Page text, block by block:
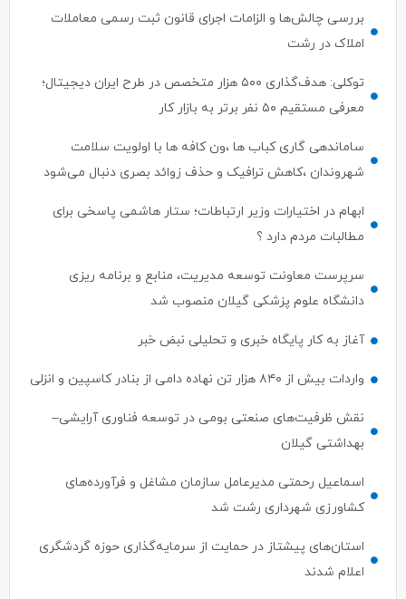
معرفی مستقیم ۵۰ نفر برتر به بازار کار
ساماندهی گاری کباب ها ،ون کافه ها با اولویت سلامت
شهروندان ،کاهش ترافیک و حذف زوائد بصری دنبال می‌شود
ابهام در اختیارات وزیر ارتباطات؛ ستار هاشمی پاسخی برای
سرپرست معاونت توسعه مدیریت، منابع و برنامه ریزی
آغاز به کار پایگاه خبری و تحلیلی نبض خبر
واردات بیش از ۸۴۰ هزار تن نهاده دامی از بنادر كاسپین و انزلی
نقش ظرفیت‌های صنعتی بومی در توسعه فناوری آرایشی–
بهداشتی گیلان
اسماعیل رحمتی مدیرعامل سازمان مشاغل و فرآورده‌های
استان‌های پیشتاز در حمایت از سرمایه‌گذاری حوزه گردشگری
ترک جذب سرمایه‌گذار ، ترک فعل محسوب می‌شود